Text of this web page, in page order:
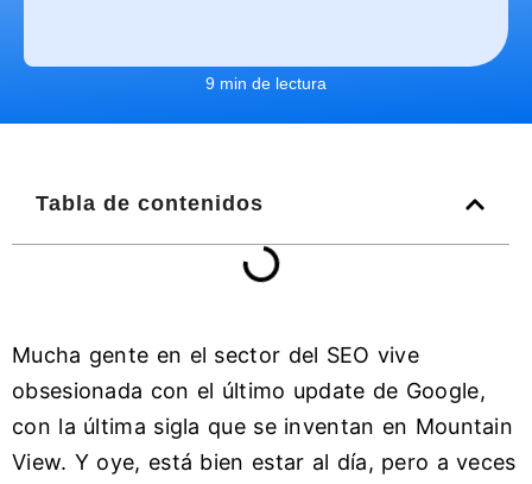
9 min de lectura
Tabla de contenidos
Mucha gente en el sector del SEO vive
obsesionada con el último update de Google,
con la última sigla que se inventan en Mountain
View. Y oye, está bien estar al día, pero a veces